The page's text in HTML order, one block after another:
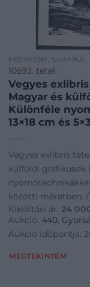
FESTMÉNY, GRAFIKA
10593. tétel:
Vegyes
Magyar és
Különféle
13×18 cm és
international.
Vegyes exlibris
külföldi grafikusok
közötti méretben.
bookplates
Different
href="https://
Kikiáltási ár: 24
Aukció: 440.
Aukció időpontja:
MEGTEKINTEM